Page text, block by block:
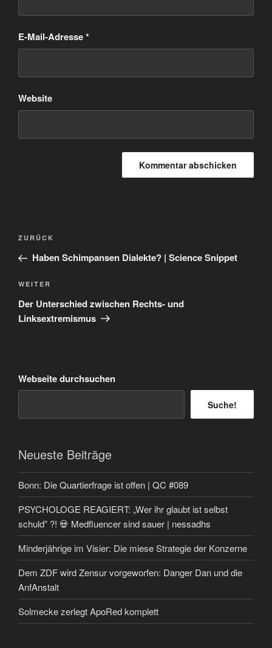
E-Mail-Adresse*
Website
Beitragsnavigation
Vorheriger
Beitrag
ZURÜCK
Haben Schimpansen Dialekte? | Science Snippet
Nächster
Beitrag
WEITER
Der Unterschied zwischen Rechts- und
Linksextremismus
Webseite durchsuchen
Suche!
Neueste Beiträge
Bonn: Die Quartierfrage ist offen | QC #089
PSYCHOLOGE REAGIERT: „Wer ihr glaubt ist selbst
schuld” ?! 💀 Medfluencer sind sauer | nessadhs
Minderjährige im Visier: Die miese Strategie der Konzerne
Dem ZDF wird Zensur vorgeworfen: Danger Dan und die
AnfAnstalt
Solmecke zerlegt ApoRed komplett